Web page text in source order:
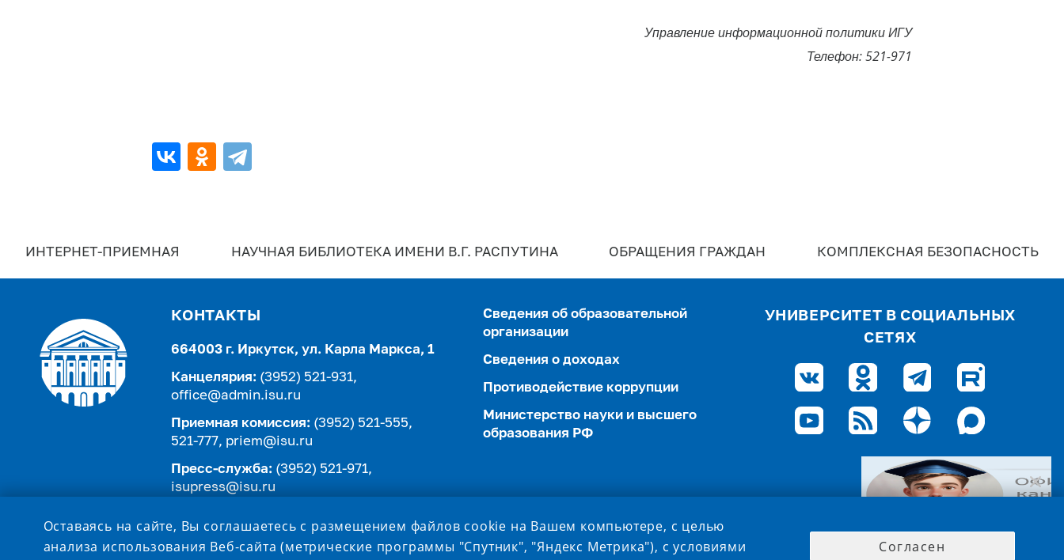
Управление информационной политики ИГУ
Телефон: 521-971
ИНТЕРНЕТ-ПРИЕМНАЯ НАУЧНАЯ БИБЛИОТЕКА ИМЕНИ В.Г. РАСПУТИНА ОБРАЩЕНИЯ ГРАЖДАН КОМПЛЕКСНАЯ БЕЗОПАСНОСТЬ
КОНТАКТЫ
664003 г. Иркутск, ул. Карла Маркса, 1
Канцелярия: (3952) 521-931,
office@admin.isu.ru
Приемная комиссия: (3952) 521-555,
521-777, priem@isu.ru
Пресс-служба: (3952) 521-971,
isupress@isu.ru
Сведения об образовательной
организации
Сведения о доходах
Противодействие коррупции
Министерство науки и высшего
образования РФ
УНИВЕРСИТЕТ В СОЦИАЛЬНЫХ
СЕТЯХ
Оставаясь на сайте, Вы соглашаетесь с размещением файлов cookie на Вашем компьютере, с целью
анализа использования Веб-сайта (метрические программы "Спутник", "Яндекс Метрика"), с условиями
Согласен